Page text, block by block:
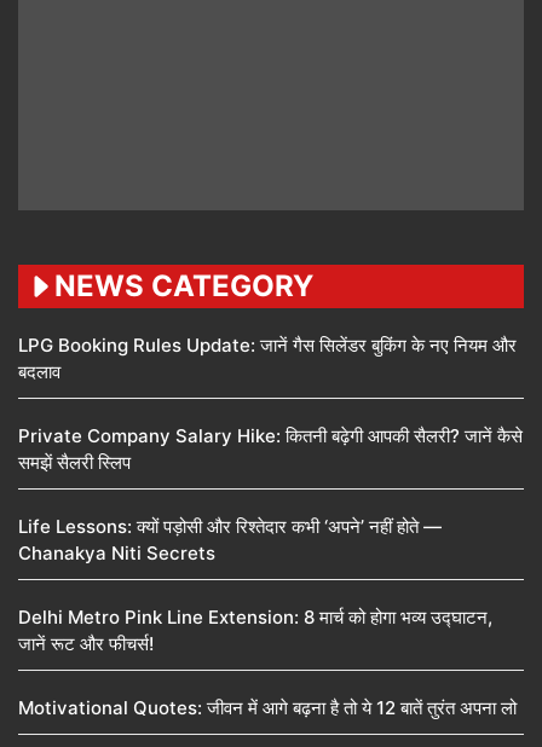
NEWS CATEGORY
LPG Booking Rules Update: जानें गैस सिलेंडर बुकिंग के नए नियम और
बदलाव
Private Company Salary Hike: कितनी बढ़ेगी आपकी सैलरी? जानें कैसे
समझें सैलरी स्लिप
Life Lessons: क्यों पड़ोसी और रिश्तेदार कभी ‘अपने’ नहीं होते —
Chanakya Niti Secrets
Delhi Metro Pink Line Extension: 8 मार्च को होगा भव्य उद्घाटन,
जानें रूट और फीचर्स!
Motivational Quotes: जीवन में आगे बढ़ना है तो ये 12 बातें तुरंत अपना लो